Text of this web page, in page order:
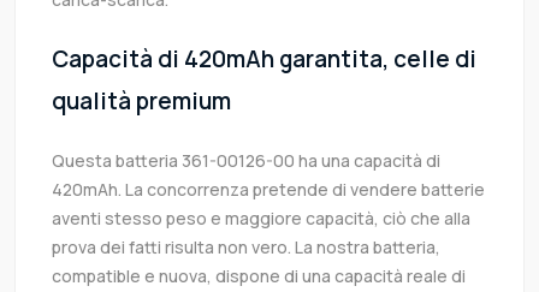
Capacità di 420mAh garantita, celle di
qualità premium
Questa batteria 361-00126-00 ha una capacità di
420mAh. La concorrenza pretende di vendere batterie
aventi stesso peso e maggiore capacità, ciò che alla
prova dei fatti risulta non vero. La nostra batteria,
compatible e nuova, dispone di una capacità reale di